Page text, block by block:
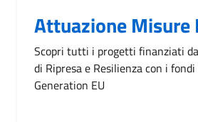
Attuazione Misure
Scopri tutti i progetti finanziati
di Ripresa e Resilienza con i
Generation EU